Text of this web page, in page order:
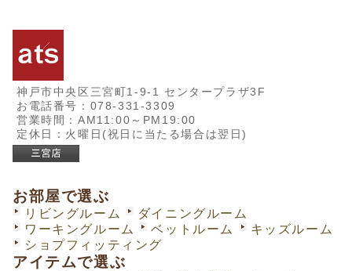
神戸市中央区三宮町1-9-1 センタープラザ3F
お電話番号：078-331-3309
営業時間：AM11:00～PM19:00
定休日：火曜日(祝日に当たる場合は翌日)
お部屋で選ぶ
リビングルーム
ダイニングルーム
ワーキングルーム
ベットルーム
キッズルーム
ショプフィッティング
アイテムで選ぶ